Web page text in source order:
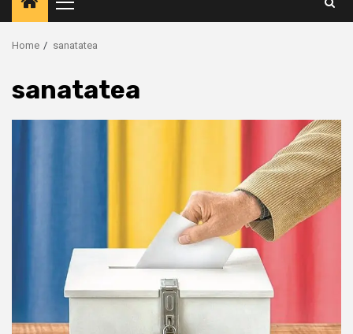
Primary
Menu
Home sanatatea
sanatatea